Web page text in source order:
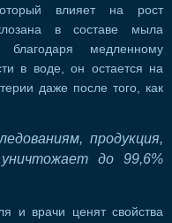
влияет на рост
в составе мыла
медленному
в воде, он остается на
даже после того, как
продукция,
до 99,6%
и врачи ценят свойства